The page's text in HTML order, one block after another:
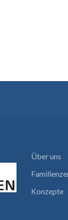
Über uns
Konzepte